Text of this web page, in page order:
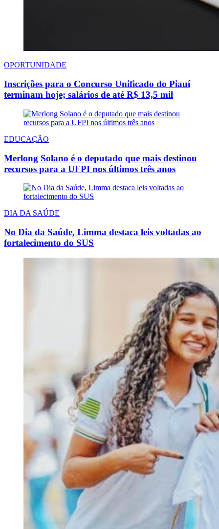
OPORTUNIDADE
Inscrições para o Concurso Unificado do Piauí
terminam hoje; salários de até R$ 13,5 mil
EDUCAÇÃO
Merlong Solano é o deputado que mais destinou
recursos para a UFPI nos últimos três anos
DIA DA SAÚDE
No Dia da Saúde, Limma destaca leis voltadas ao
fortalecimento do SUS